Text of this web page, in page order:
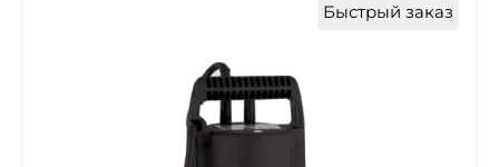
Быстрый заказ